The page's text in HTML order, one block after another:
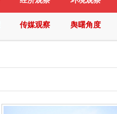
传媒观察 舆曙角度